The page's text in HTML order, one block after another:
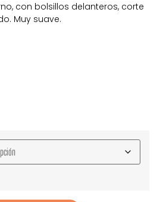
con bolsillos delanteros, corte
Muy suave.